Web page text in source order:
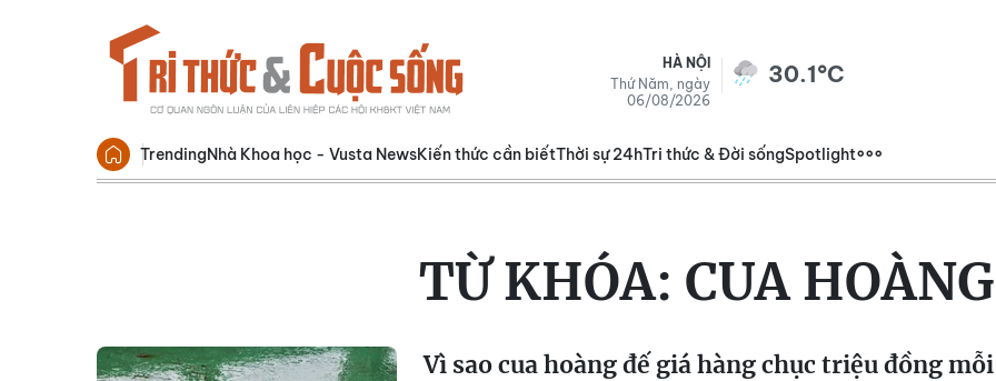
HÀ NỘI
Thứ Năm, ngày
06/08/2026
30.1°C
TrendingNhà Khoa học - Vusta NewsKiến thức cần biếtThời sự 24hTri thức & Đời sốngSpotlight
TỪ KHÓA: CUA
Vì sao cua hoàng đế giá hàng chục triệu đồng mỗi